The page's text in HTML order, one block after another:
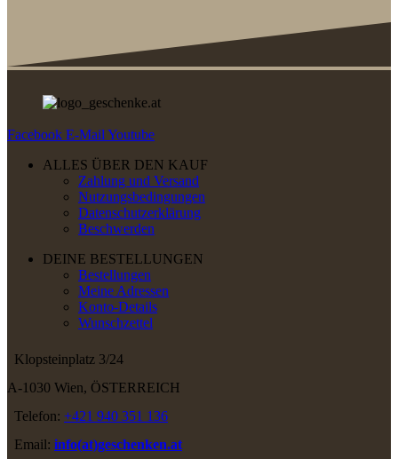
Facebook E-Mail Youtube
ALLES ÜBER DEN KAUF
Zahlung und Versand
Nutzungsbedingungen
Datenschutzerklärung
Beschwerden
DEINE BESTELLUNGEN
Bestellungen
Meine Adressen
Konto-Details
Wunschzettel
Klopsteinplatz 3/24
A-1030 Wien, ÖSTERREICH
Telefon: +421 940 351 136
Email: info(at)geschenken.at